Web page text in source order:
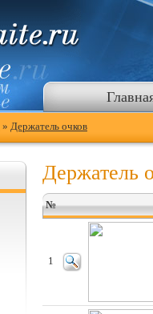
» Держатель очков
Держатель
№
1